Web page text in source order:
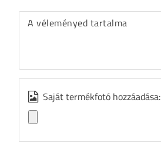
A véleményed tartalma
Saját termékfotó hozzáadása: